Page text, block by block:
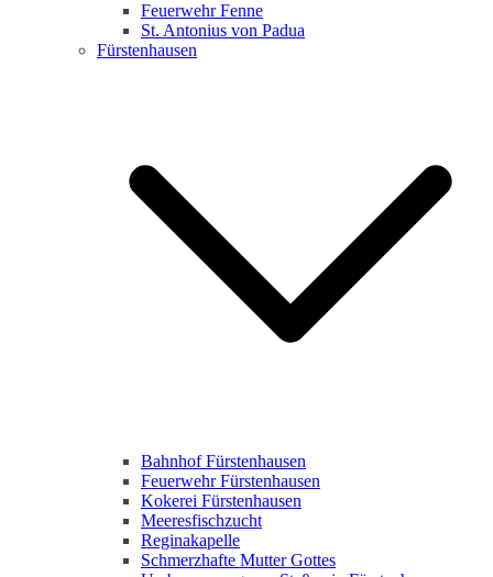
Feuerwehr Fenne
St. Antonius von Padua
Fürstenhausen
Bahnhof Fürstenhausen
Feuerwehr Fürstenhausen
Kokerei Fürstenhausen
Meeresfischzucht
Reginakapelle
Schmerzhafte Mutter Gottes